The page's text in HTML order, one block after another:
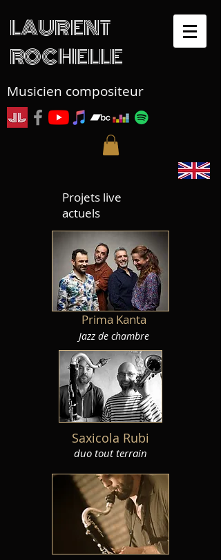
LAURENT
ROCHELLE
Musicien compositeur
Projets live
actuels
Prima Kanta
Jazz de chambre
Saxicola Rubi
duo tout terrain